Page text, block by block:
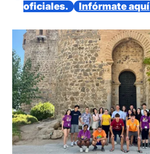
oficiales.
Infórmate aquí